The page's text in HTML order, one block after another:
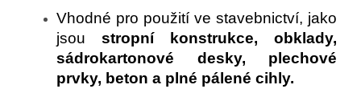
Vhodné pro použití ve stavebnictví, jako
jsou stropní konstrukce, obklady,
sádrokartonové desky, plechové
prvky, beton a plné pálené cihly.